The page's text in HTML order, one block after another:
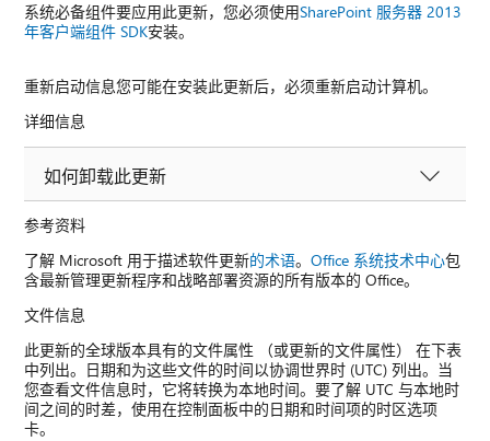
系统必备组件要应用此更新，您必须使用SharePoint 服务器 2013
年客户端组件 SDK安装。
重新启动信息您可能在安装此更新后，必须重新启动计算机。
详细信息
如何卸载此更新
参考资料
了解 Microsoft 用于描述软件更新的术语。Office 系统技术中心包
含最新管理更新程序和战略部署资源的所有版本的 Office。
文件信息
此更新的全球版本具有的文件属性 （或更新的文件属性） 在下表
中列出。日期和为这些文件的时间以协调世界时 (UTC) 列出。当
您查看文件信息时，它将转换为本地时间。要了解 UTC 与本地时
间之间的时差，使用在控制面板中的日期和时间项的时区选项
卡。